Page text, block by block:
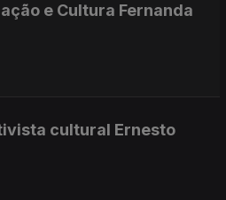
e Cultura Fernanda
cultural Ernesto